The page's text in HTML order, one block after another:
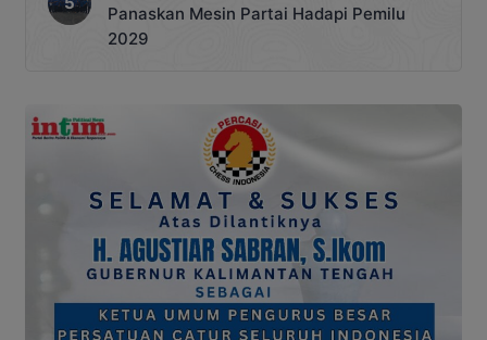
Panaskan Mesin Partai Hadapi Pemilu
2029